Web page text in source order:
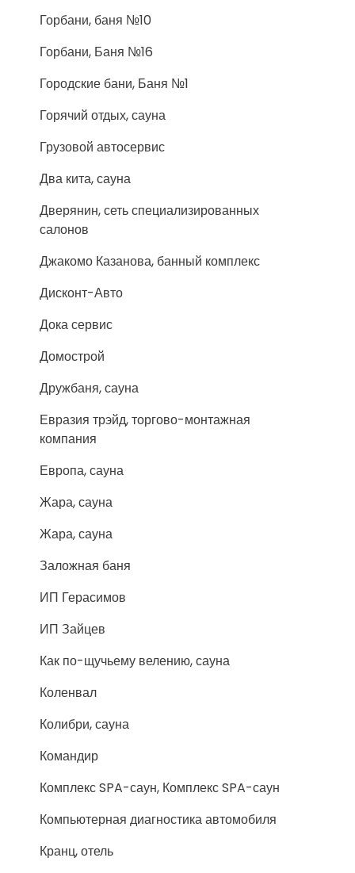
Горбани, баня №10
Горбани, Баня №16
Городские бани, Баня №1
Горячий отдых, сауна
Грузовой автосервис
Два кита, сауна
Дверянин, сеть специализированных
салонов
Джакомо Казанова, банный комплекс
Дисконт-Авто
Дока сервис
Домострой
Дружбаня, сауна
Евразия трэйд, торгово-монтажная
компания
Европа, сауна
Жара, сауна
Жара, сауна
Заложная баня
ИП Герасимов
ИП Зайцев
Как по-щучьему велению, сауна
Коленвал
Колибри, сауна
Командир
Комплекс SPA-саун, Комплекс SPA-саун
Компьютерная диагностика автомобиля
Кранц, отель